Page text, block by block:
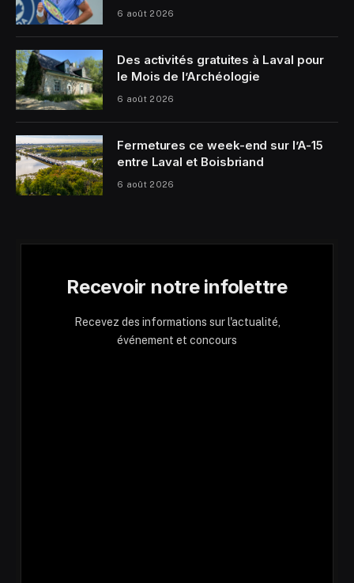
6 août 2026
Des activités gratuites à Laval pour
le Mois de l’Archéologie
6 août 2026
Fermetures ce week-end sur l’A-15
entre Laval et Boisbriand
6 août 2026
Recevoir notre infolettre
Recevez des informations sur l'actualité,
événement et concours